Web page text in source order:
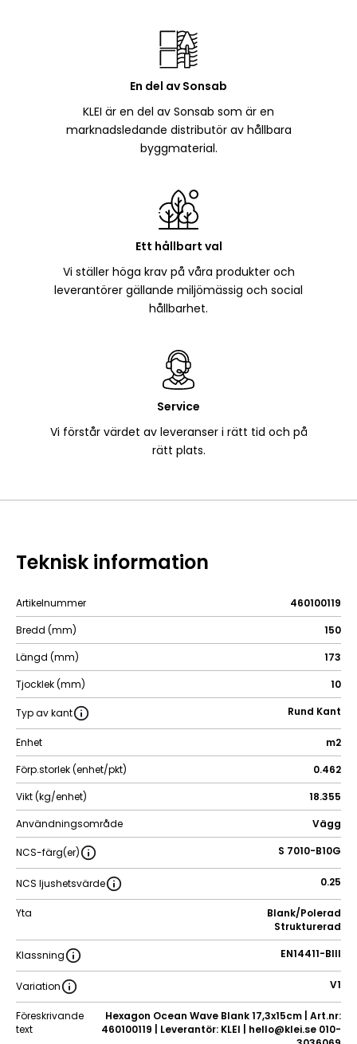
En del av Sonsab
KLEI är en del av Sonsab som är en
marknadsledande distributör av hållbara
byggmaterial.
Ett hållbart val
Vi ställer höga krav på våra produkter och
leverantörer gällande miljömässig och social
hållbarhet.
Service
Vi förstår värdet av leveranser i rätt tid och på
rätt plats.
Teknisk information
Artikelnummer
460100119
Bredd (mm)
150
Längd (mm)
173
Tjocklek (mm)
10
Typ av kant Rund Kant
Enhet
m2
Förp.storlek (enhet/pkt)
0.462
Vikt (kg/enhet)
18.355
Användningsområde
Vägg
NCS-färg(er) S 7010-B10G
NCS ljushetsvärde 0.25
Yta
Blank/Polerad
Strukturerad
Klassning EN14411-BIII
Variation V1
Föreskrivande
text
Hexagon Ocean Wave Blank 17,3x15cm | Art.nr:
460100119 | Leverantör: KLEI | hello@klei.se 010-